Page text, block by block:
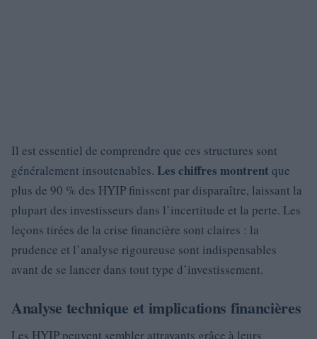
Il est essentiel de comprendre que ces structures sont
généralement insoutenables. Les chiffres montrent que
plus de 90 % des HYIP finissent par disparaître, laissant la
plupart des investisseurs dans l’incertitude et la perte. Les
leçons tirées de la crise financière sont claires : la
prudence et l’analyse rigoureuse sont indispensables
avant de se lancer dans tout type d’investissement.
Analyse technique et implications financières
Les HYIP peuvent sembler attrayants grâce à leurs